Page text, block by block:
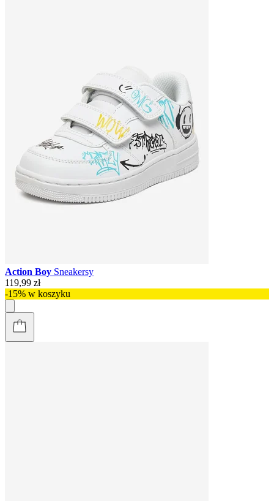
Action Boy Sneakersy
119,99 zł
-15% w koszyku